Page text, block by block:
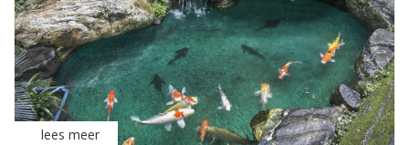
lees meer